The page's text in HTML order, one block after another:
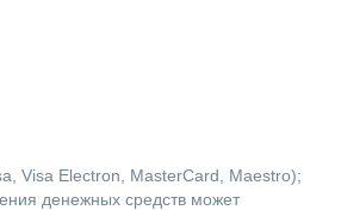
Visa Electron, MasterCard, Maestro);
денежных средств может